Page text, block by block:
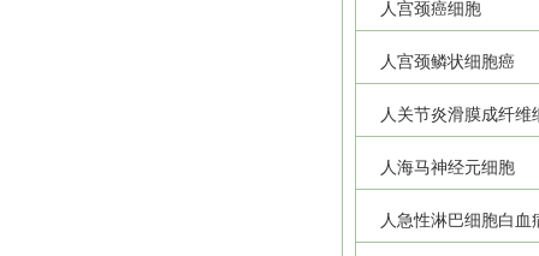
人宫颈癌细胞
人宫颈鳞状细胞癌
人关节炎滑膜成纤维
人海马神经元细胞
人急性淋巴细胞白血